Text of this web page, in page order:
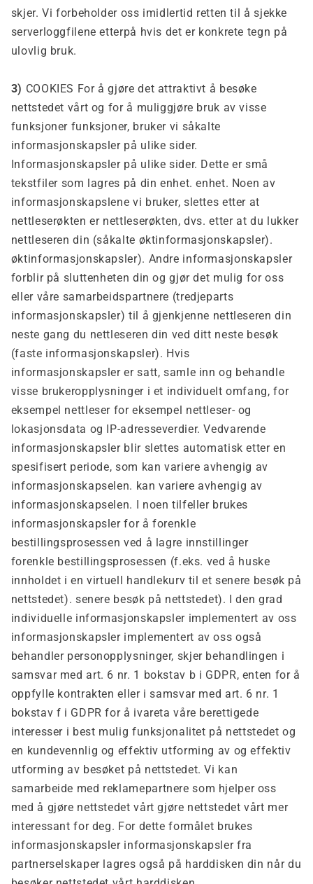
skjer.Vi forbeholder oss imidlertid retten til å sjekke
serverloggfilene etterpå hvis det er konkrete tegn på
ulovlig bruk.
3) COOKIES For å gjøre det attraktivt å besøke
nettstedet vårt og for å muliggjøre bruk av visse
funksjoner funksjoner, bruker vi såkalte
informasjonskapsler på ulike sider.
Informasjonskapsler på ulike sider. Dette er små
tekstfiler som lagres på din enhet. enhet. Noen av
informasjonskapslene vi bruker, slettes etter at
nettleserøkten er nettleserøkten, dvs. etter at du lukker
nettleseren din (såkalte øktinformasjonskapsler).
øktinformasjonskapsler). Andre informasjonskapsler
forblir på sluttenheten din og gjør det mulig for oss
eller våre samarbeidspartnere (tredjeparts
informasjonskapsler) til å gjenkjenne nettleseren din
neste gang du nettleseren din ved ditt neste besøk
(faste informasjonskapsler). Hvis
informasjonskapsler er satt, samle inn og behandle
visse brukeropplysninger i et individuelt omfang, for
eksempel nettleser for eksempel nettleser- og
lokasjonsdata og IP-adresseverdier. Vedvarende
informasjonskapsler blir slettes automatisk etter en
spesifisert periode, som kan variere avhengig av
informasjonskapselen. kan variere avhengig av
informasjonskapselen. I noen tilfeller brukes
informasjonskapsler for å forenkle
bestillingsprosessen ved å lagre innstillinger
forenkle bestillingsprosessen (f.eks. ved å huske
innholdet i en virtuell handlekurv til et senere besøk på
nettstedet). senere besøk på nettstedet). I den grad
individuelle informasjonskapsler implementert av oss
informasjonskapsler implementert av oss også
behandler personopplysninger, skjer behandlingen i
samsvar med art. 6 nr. 1 bokstav b i GDPR, enten for å
oppfylle kontrakten eller i samsvar med art. 6 nr. 1
bokstav f i GDPR for å ivareta våre berettigede
interesser i best mulig funksjonalitet på nettstedet og
en kundevennlig og effektiv utforming av og effektiv
utforming av besøket på nettstedet. Vi kan
samarbeide med reklamepartnere som hjelper oss
med å gjøre nettstedet vårt gjøre nettstedet vårt mer
interessant for deg. For dette formålet brukes
informasjonskapsler informasjonskapsler fra
partnerselskaper lagres også på harddisken din når du